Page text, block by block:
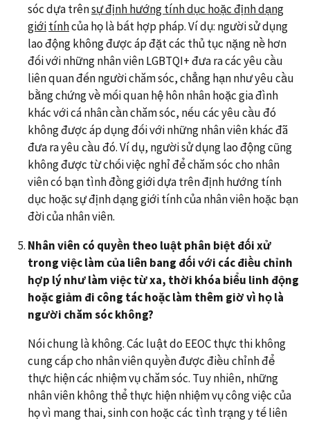
sóc dựa trênsự định hướng tính dục hoặc định dạng
giớitínhcủa họ là bất hợp pháp. Ví dụ: người sử dụng
lao động không được áp đặt các thủ tục nặng nề hơn
đối với những nhân viên LGBTQI+ đưa ra các yêu cầu
liên quan đến người chăm sóc, chẳng hạn như yêu cầu
bằng chứng về mối quan hệ hôn nhân hoặc gia đình
khác với cá nhân cần chăm sóc, nếu các yêu cầu đó
không được áp dụng đối với những nhân viên khác đã
đưa ra yêu cầu đó. Ví dụ, người sử dụng lao động cũng
không được từ chối việc nghỉ để chăm sóc cho nhân
viên có bạn tình đồng giới dựa trên định hướng tính
dục hoặc sự định dạng giới tính của nhân viên hoặc bạn
đời của nhân viên.
Nhân viên có quyền theo luật phân biệt đối xử
trong việc làm của liên bang đối với các điều chỉnh
hợp lý như làm việc từ xa, thời khóa biểu linh động
hoặc giảm đi công tác hoặc làm thêm giờ vì họ là
người chăm sóc không?
Nói chung là không. Các luật do EEOC thực thi không
cung cấp cho nhân viên quyền được điều chỉnh để
thực hiện các nhiệm vụ chăm sóc. Tuy nhiên, những
nhân viên không thể thực hiện nhiệm vụ công việc của
họ vì mang thai, sinh con hoặc các tình trạng y tế liên